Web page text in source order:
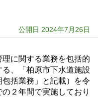
公開日 2024年7月26日
に関する業務を包括的
、「柏原市下水道施設
括業務」と記載）を令
２年間で実施しており